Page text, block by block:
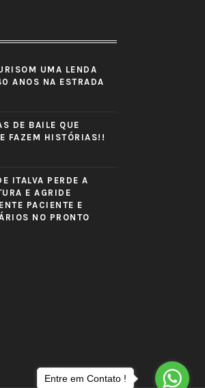
UMA LENDA
ANOS NA ESTRADA
DE BAILE QUE
FAZEM HISTÓRIAS!!
ITALVA PERDE A
E AGRIDE
PACIENTE E
NO PRONTO
Entre em Contato !